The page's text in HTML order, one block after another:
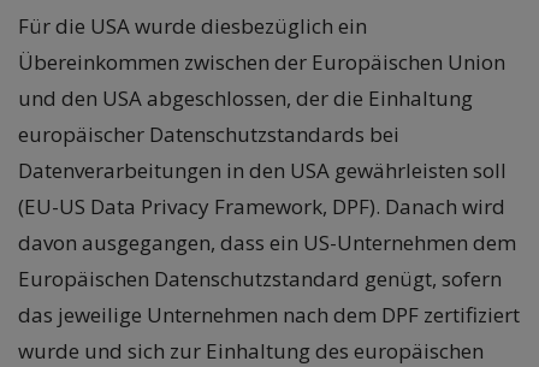
Für die USA wurde diesbezüglich ein
Übereinkommen zwischen der Europäischen Union
und den USA abgeschlossen, der die Einhaltung
europäischer Datenschutzstandards bei
Datenverarbeitungen in den USA gewährleisten soll
(EU-US Data Privacy Framework, DPF). Danach wird
davon ausgegangen, dass ein US-Unternehmen dem
Europäischen Datenschutzstandard genügt, sofern
das jeweilige Unternehmen nach dem DPF zertifiziert
wurde und sich zur Einhaltung des europäischen